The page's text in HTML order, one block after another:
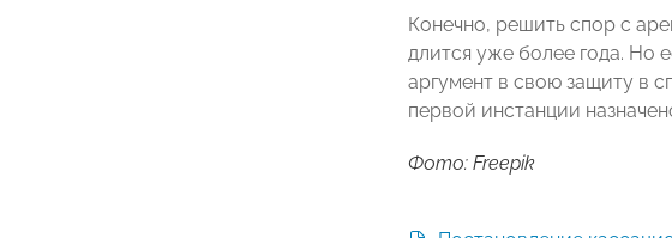
Конечно, решить спор с
длится уже более года. Но
аргумент в свою защиту в
первой инстанции
Фото: Freepik